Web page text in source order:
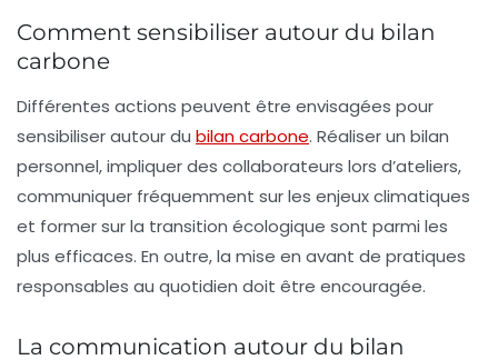
Comment sensibiliser autour du bilan
carbone
Différentes actions peuvent être envisagées pour
sensibiliserautour du bilan carbone. Réaliser un bilan
personnel, impliquer des collaborateurs lors d’ateliers,
communiquer fréquemment sur les enjeux climatiques
et former sur la transition écologique sont parmi les
plus efficaces. En outre, la mise en avant de pratiques
responsables au quotidien doit être encouragée.
La communication autour du bilan